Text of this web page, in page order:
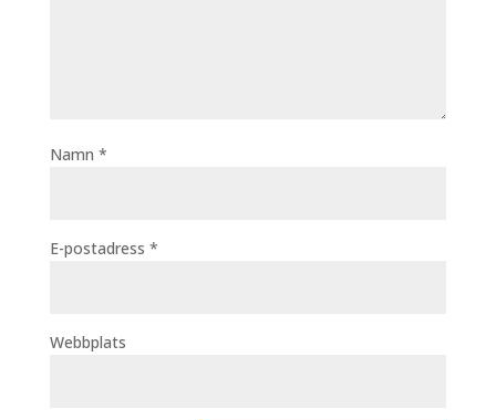
Namn *
E-postadress *
Webbplats